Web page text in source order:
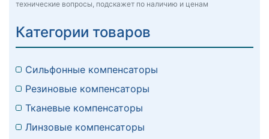
технические вопросы, подскажет по наличию и ценам
Категории товаров
Сильфонные компенсаторы
Резиновые компенсаторы
Тканевые компенсаторы
Линзовые компенсаторы